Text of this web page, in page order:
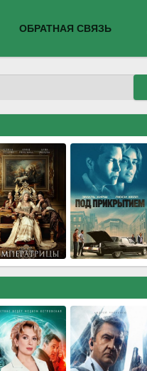
ОБРАТНАЯ СВЯЗЬ